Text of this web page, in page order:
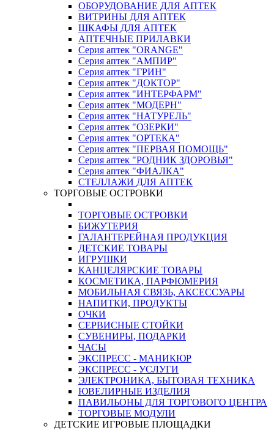
ОБОРУДОВАНИЕ ДЛЯ АПТЕК
ВИТРИНЫ ДЛЯ АПТЕК
ШКАФЫ ДЛЯ АПТЕК
АПТЕЧНЫЕ ПРИЛАВКИ
Серия аптек "ORANGE"
Серия аптек "АМПИР"
Серия аптек "ГРИН"
Серия аптек "ДОКТОР"
Серия аптек "ИНТЕРФАРМ"
Серия аптек "МОДЕРН"
Серия аптек "НАТУРЕЛЬ"
Серия аптек "ОЗЕРКИ"
Серия аптек "ОРТЕКА"
Серия аптек "ПЕРВАЯ ПОМОЩЬ"
Серия аптек "РОДНИК ЗДОРОВЬЯ"
Серия аптек "ФИАЛКА"
СТЕЛЛАЖИ ДЛЯ АПТЕК
ТОРГОВЫЕ ОСТРОВКИ
ТОРГОВЫЕ ОСТРОВКИ
БИЖУТЕРИЯ
ГАЛАНТЕРЕЙНАЯ ПРОДУКЦИЯ
ДЕТСКИЕ ТОВАРЫ
ИГРУШКИ
КАНЦЕЛЯРСКИЕ ТОВАРЫ
КОСМЕТИКА, ПАРФЮМЕРИЯ
МОБИЛЬНАЯ СВЯЗЬ, АКСЕССУАРЫ
НАПИТКИ, ПРОДУКТЫ
ОЧКИ
СЕРВИСНЫЕ СТОЙКИ
СУВЕНИРЫ, ПОДАРКИ
ЧАСЫ
ЭКСПРЕСС - МАНИКЮР
ЭКСПРЕСС - УСЛУГИ
ЭЛЕКТРОНИКА, БЫТОВАЯ ТЕХНИКА
ЮВЕЛИРНЫЕ ИЗДЕЛИЯ
ПАВИЛЬОНЫ ДЛЯ ТОРГОВОГО ЦЕНТРА
ТОРГОВЫЕ МОДУЛИ
ДЕТСКИЕ ИГРОВЫЕ ПЛОЩАДКИ